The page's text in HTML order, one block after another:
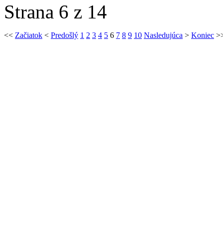
Strana 6 z 14
<< Začiatok < Predošlý 1 2 3 4 5 6 7 8 9 10 Nasledujúca > Koniec